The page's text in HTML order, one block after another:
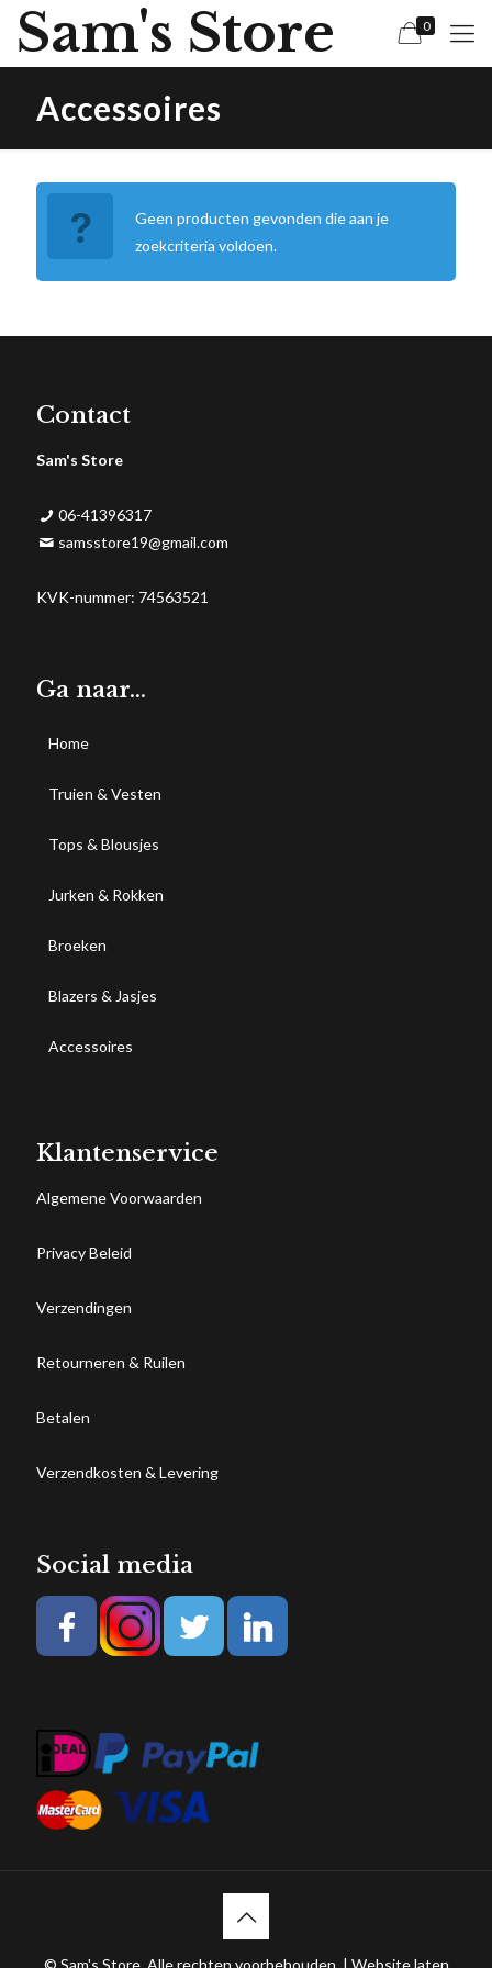
Sam's Store 0
Accessoires
Geen producten gevonden die aan je
zoekcriteria voldoen.
Contact
Sam's Store
06-41396317
samsstore19@gmail.com
KVK-nummer: 74563521
Ga naar…
Home
Truien & Vesten
Tops & Blousjes
Jurken & Rokken
Broeken
Blazers & Jasjes
Accessoires
Klantenservice
Algemene Voorwaarden
Privacy Beleid
Verzendingen
Retourneren & Ruilen
Betalen
Verzendkosten & Levering
Social media
© Sam's Store. Alle rechten voorbehouden. | Website laten